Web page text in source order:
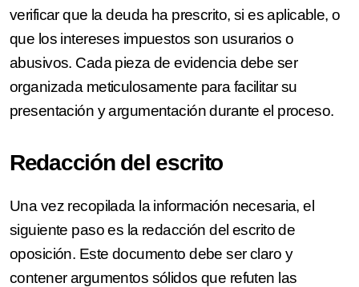
verificar que la deuda ha prescrito, si es aplicable, o
que los intereses impuestos son usurarios o
abusivos. Cada pieza de evidencia debe ser
organizada meticulosamente para facilitar su
presentación y argumentación durante el proceso.
Redacción del escrito
Una vez recopilada la información necesaria, el
siguiente paso es la redacción del escrito de
oposición. Este documento debe ser claro y
contener argumentos sólidos que refuten las